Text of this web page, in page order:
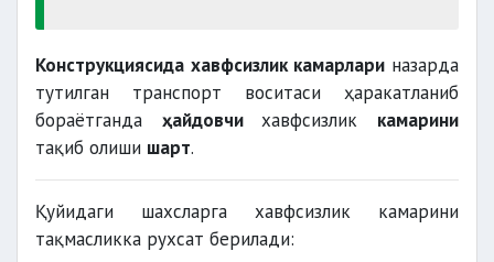
Конструкциясида хавфсизлик камарлари назарда
тутилган транспорт воситаси ҳаракатланиб
бораётганда ҳайдовчихавфсизлик камарини
тақиб олиши шарт.
Қуйидаги шахсларга хавфсизлик камарини
тақмасликка рухсат берилади: